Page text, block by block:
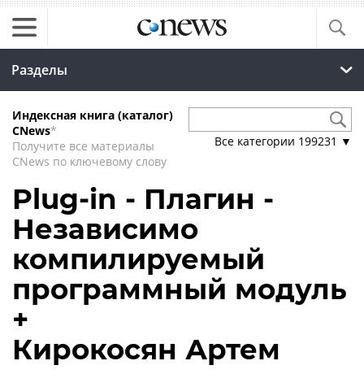
Разделы
Индексная книга (каталог)
CNews*
Получите все материалы
CNews по ключевому слову
Все категории 199231 ▼
Plug-in - Плагин -
Независимо
компилируемый
программный модуль
+
Кирокосян Артем